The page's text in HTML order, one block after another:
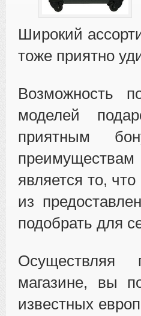
Широкий
тоже приятно
Возможность
моделей
приятным
является то,
из
подобрать для
Осуществляя
магазине, вы
известных